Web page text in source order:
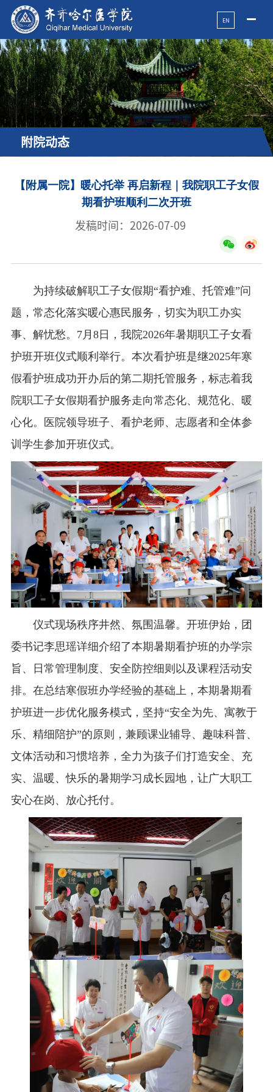
EN
附院动态
【附属一院】暖心托举 再启新程｜我院职工子女假
期看护班顺利二次开班
发稿时间：2026-07-09
为持续破解职工子女假期“看护难、托管难”问
题，常态化落实暖心惠民服务，切实为职工办实
事、解忧愁。7月8日，我院2026年暑期职工子女看
护班开班仪式顺利举行。本次看护班是继2025年寒
假看护班成功开办后的第二期托管服务，标志着我
院职工子女假期看护服务走向常态化、规范化、暖
心化。医院领导班子、看护老师、志愿者和全体参
训学生参加开班仪式。
仪式现场秩序井然、氛围温馨。开班伊始，团
委书记李思瑶详细介绍了本期暑期看护班的办学宗
旨、日常管理制度、安全防控细则以及课程活动安
排。在总结寒假班办学经验的基础上，本期暑期看
护班进一步优化服务模式，坚持“安全为先、寓教于
乐、精细陪护”的原则，兼顾课业辅导、趣味科普、
文体活动和习惯培养，全力为孩子们打造安全、充
实、温暖、快乐的暑期学习成长园地，让广大职工
安心在岗、放心托付。